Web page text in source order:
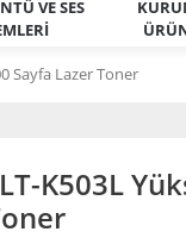
VE SES
Sayfa Lazer Toner
K503L